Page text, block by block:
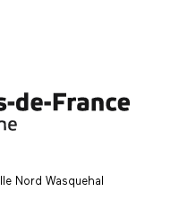
Nord Wasquehal